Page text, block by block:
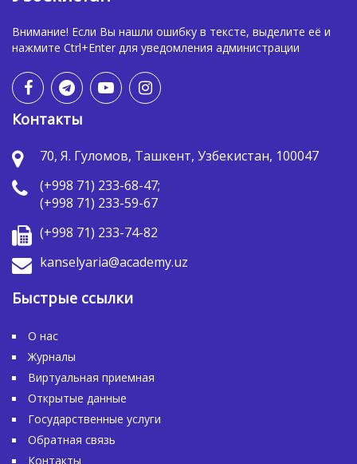
Внимание! Если Вы нашли ошибку в тексте, выделите её и
нажмите Ctrl+Enter для уведомления администрации
Контакты
70, Я. Гуломов, Ташкент, Узбекистан, 100047
(+998 71) 233-68-47;
(+998 71) 233-59-67
(+998 71) 233-74-82
kanselyaria@academy.uz
Быстрые ссылки
О нас
Журналы
Виртуальная приемная
Открытые данные
Государственные услуги
Обратная связь
Контакты